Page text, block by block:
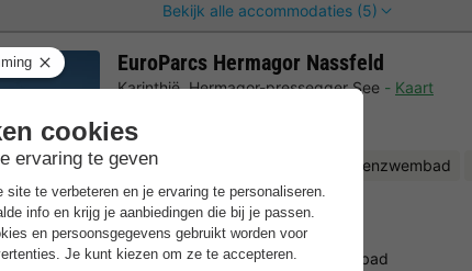
Bekijk alle accommodaties (5)
EuroParcs Hermagor Nassfeld
Karinthië,Hermagor-pressegger See
Kaart
Gratis Wifi punt Verwarmd buitenzwembad
Oostenrijkse Alpen
Skigebied
Wellnessruimte en buitenzwembad